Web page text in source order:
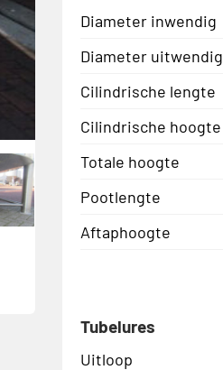
Diameter inwendig
Diameter uitwendig
Cilindrische lengte
Cilindrische hoogte
Totale hoogte
Pootlengte
Aftaphoogte
Tubelures
Uitloop